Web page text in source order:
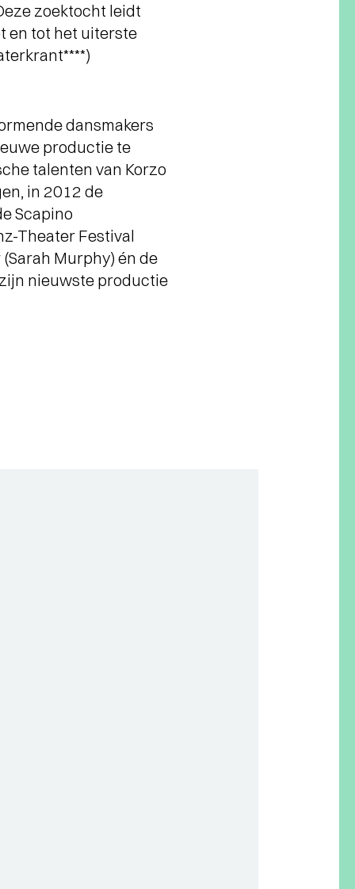
zoektocht leidt
en tot het uiterste
dansmakers
productie te
talenten van Korzo
in 2012 de
Scapino
Theater Festival
Murphy) én de
nieuwste productie